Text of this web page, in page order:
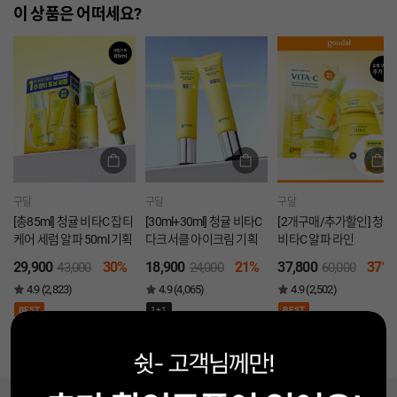
이 상품은 어떠세요?
구달
[총85ml] 청귤 비타C 잡티
케어 세럼 알파 50ml 기획
29,900 43,000 30%
4.9 (2,823)
BEST
구달
[30ml+30ml] 청귤 비타C
다크서클 아이크림 기획
18,900 24,000 21%
4.9 (4,065)
1+1
구달
[2개구매/추가할인] 청귤
비타C 알파 라인
37,800 60,000 37%
4.9 (2,502)
BEST